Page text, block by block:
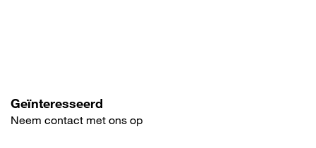
Geïnteresseerd
Neem contact met ons op